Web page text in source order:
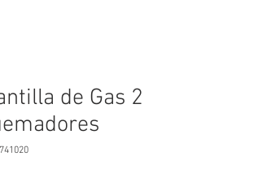
de Gas 2